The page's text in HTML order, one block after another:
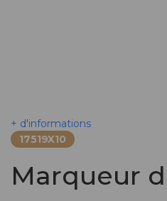
+ d'informations
17519X10
Marqueur